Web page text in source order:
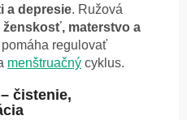
a depresie. Ružová
ženskosť, materstvo a
regulovať
menštruačný cyklus.
čistenie,